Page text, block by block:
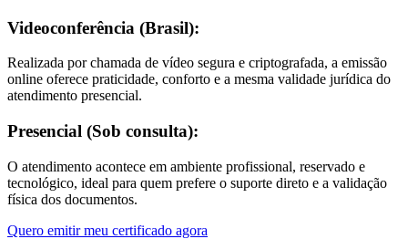
Videoconferência (Brasil):
Realizada por chamada de vídeo segura e criptografada, a emissão
online oferece praticidade, conforto e a mesma validade jurídica do
atendimento presencial.
Presencial (Sob consulta):
O atendimento acontece em ambiente profissional, reservado e
tecnológico, ideal para quem prefere o suporte direto e a validação
física dos documentos.
Quero emitir meu certificado agora